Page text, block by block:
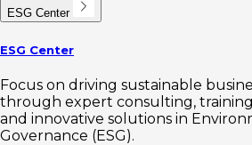
ESG Center
ESG Center
Focus on driving sustainable
through expert consulting, training,
and innovative solutions in
Governance (ESG).